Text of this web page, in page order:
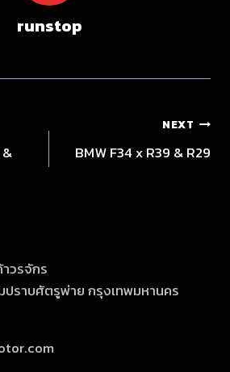
runstop
NEXT
BMW F34 x R39 & R29
วรจักร
ราบศัตรูพ่าย กรุงเทพมหานคร